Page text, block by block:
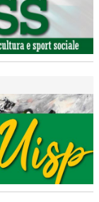
della stagione